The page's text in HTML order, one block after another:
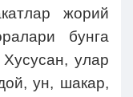
жорий
бунга
улар
ун, шакар,